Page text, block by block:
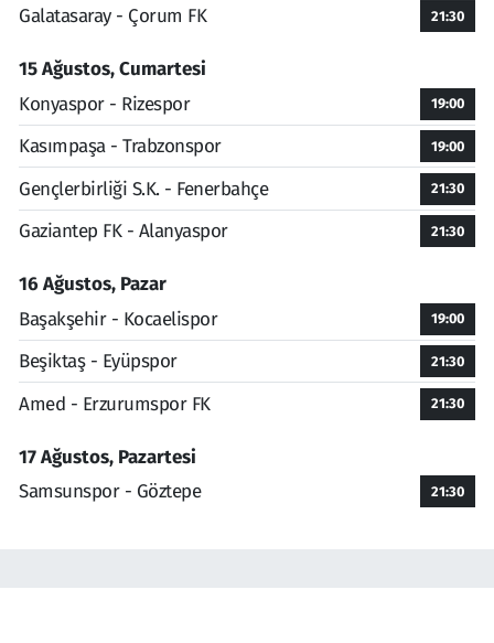
Galatasaray - Çorum FK
21:30
15 Ağustos, Cumartesi
Konyaspor - Rizespor
19:00
Kasımpaşa - Trabzonspor 19:00
Gençlerbirliği S.K. - Fenerbahçe 21:30
Gaziantep FK - Alanyaspor 21:30
16 Ağustos, Pazar
Başakşehir - Kocaelispor
19:00
Beşiktaş - Eyüpspor 21:30
Amed - Erzurumspor FK 21:30
17 Ağustos, Pazartesi
Samsunspor - Göztepe
21:30